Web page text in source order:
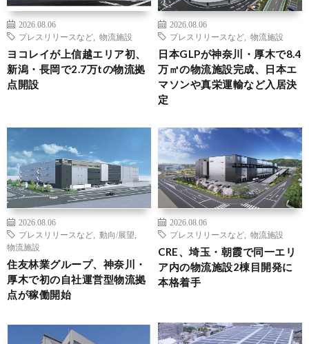
2026.08.06
プレスリリースなど
物流施設
ヨコレイが上信越エリア初、
新潟・長岡で2.7万tの物流拠
点開設
2026.08.06
プレスリリースなど
物流施設
日本GLPが神奈川・厚木で8.4
万㎡の物流施設完成、日本エ
マソンや真栄運輸など入居決
定
2026.08.06
プレスリリースなど
動向/展望
物流施設
住友林業グループ、神奈川・
厚木で初の自社運営型物流拠
点が稼働開始
2026.08.06
プレスリリースなど
物流施設
CRE、埼玉・朝霞で同一エリ
ア内の物流施設2棟目開発に
本格着手